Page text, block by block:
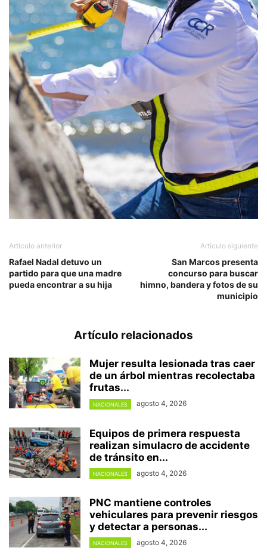
Artículo anterior
Rafael Nadal detuvo un
partido para que una madre
pueda encontrar a su hija
Artículo siguiente
San Marcos presenta
concurso para buscar
himno, bandera y fotos de su
municipio
Artículo relacionados
Mujer resulta lesionada tras caer
de un árbol mientras recolectaba
frutas...
NACIONALES agosto 4, 2026
Equipos de primera respuesta
realizan simulacro de accidente
de tránsito en...
NACIONALES agosto 4, 2026
PNC mantiene controles
vehiculares para prevenir riesgos
y detectar a personas...
NACIONALES agosto 4, 2026